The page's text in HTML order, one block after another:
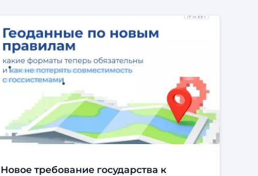
Новое требование государства к